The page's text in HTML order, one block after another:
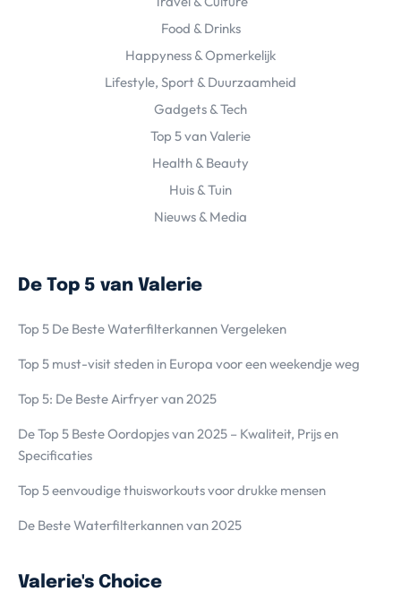
Food & Drinks
Happyness & Opmerkelijk
Lifestyle, Sport & Duurzaamheid
Gadgets & Tech
Top 5 van Valerie
Health & Beauty
Huis & Tuin
Nieuws & Media
De Top 5 van Valerie
Top 5 De Beste Waterfilterkannen Vergeleken
Top 5 must-visit steden in Europa voor een weekendje weg
Top 5: De Beste Airfryer van 2025
De Top 5 Beste Oordopjes van 2025 – Kwaliteit, Prijs en
Specificaties
Top 5 eenvoudige thuisworkouts voor drukke mensen
De Beste Waterfilterkannen van 2025
Valerie's Choice